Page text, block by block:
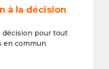
à la décision
décision pour tout
en commun